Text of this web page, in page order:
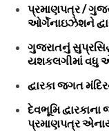
પ્રમાણપત્ર /
ઓર્ગેનાઇઝેશને
ગુજરાતનું
યશકલગીમાં વધુ
દ્વારકા જગત
દેવભૂમિ
પ્રમાણપત્ર